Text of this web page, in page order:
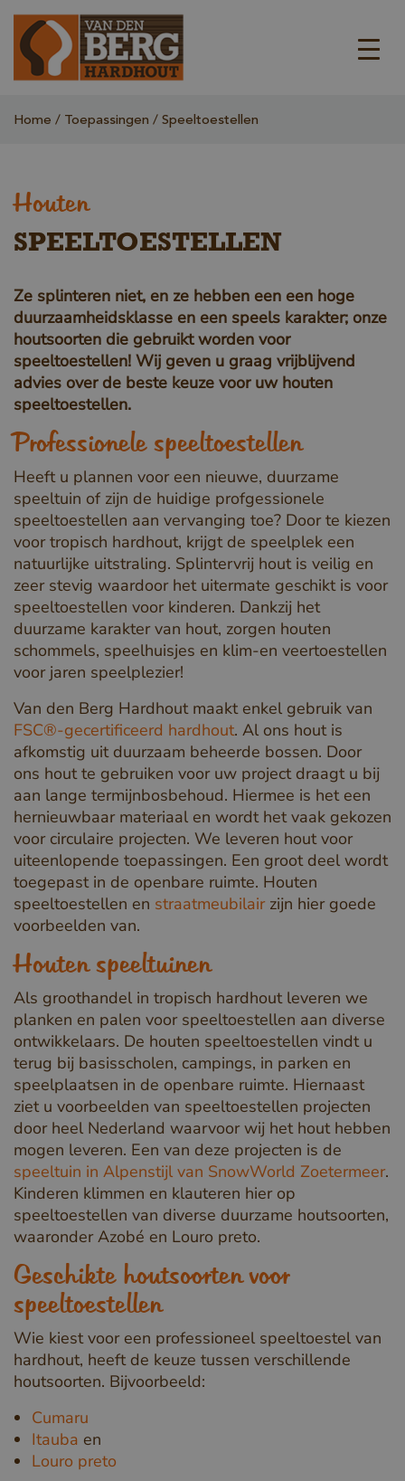
Home Toepassingen Speeltoestellen
Houten
SPEELTOESTELLEN
Ze splinteren niet, en ze hebben een een hoge
duurzaamheidsklasse en een speels karakter; onze
houtsoorten die gebruikt worden voor
speeltoestellen! Wij geven u graag vrijblijvend
advies over de beste keuze voor uw houten
speeltoestellen.
Professionele speeltoestellen
Heeft u plannen voor een nieuwe, duurzame
speeltuin of zijn de huidige profgessionele
speeltoestellen aan vervanging toe? Door te kiezen
voor tropisch hardhout, krijgt de speelplek een
natuurlijke uitstraling. Splintervrij hout is veilig en
zeer stevig waardoor het uitermate geschikt is voor
speeltoestellen voor kinderen. Dankzij het
duurzame karakter van hout, zorgen houten
schommels, speelhuisjes en klim-en veertoestellen
voor jaren speelplezier!
Van den Berg Hardhout maakt enkel gebruik van
FSC®-gecertificeerd hardhout. Al ons hout is
afkomstig uit duurzaam beheerde bossen. Door
ons hout te gebruiken voor uw project draagt u bij
aan lange termijnbosbehoud. Hiermee is het een
hernieuwbaar materiaal en wordt het vaak gekozen
voor circulaire projecten. We leveren hout voor
uiteenlopende toepassingen. Een groot deel wordt
toegepast in de openbare ruimte. Houten
speeltoestellen en straatmeubilairzijn hier goede
voorbeelden van.
Houten speeltuinen
Als groothandel in tropisch hardhout leveren we
planken en palen voor speeltoestellen aan diverse
ontwikkelaars. De houten speeltoestellen vindt u
terug bij basisscholen, campings, in parken en
speelplaatsen in de openbare ruimte. Hiernaast
ziet u voorbeelden van speeltoestellen projecten
door heel Nederland waarvoor wij het hout hebben
mogen leveren. Een van deze projecten is de
speeltuin in Alpenstijl van SnowWorld Zoetermeer.
Kinderen klimmen en klauteren hier op
speeltoestellen van diverse duurzame houtsoorten,
waaronder Azobé en Louro preto.
Geschikte houtsoorten voor
speeltoestellen
Wie kiest voor een professioneel speeltoestel van
hardhout, heeft de keuze tussen verschillende
houtsoorten. Bijvoorbeeld:
Cumaru
Itauba en
Louro preto